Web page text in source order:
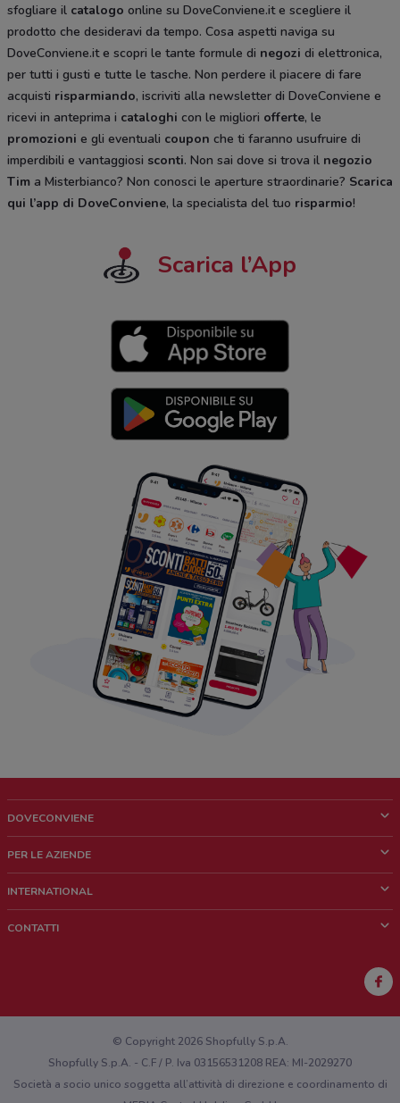
sfogliare il catalogo online su DoveConviene.it e scegliere il
prodotto che desideravi da tempo. Cosa aspetti naviga su
DoveConviene.it e scopri le tante formule di negozi di elettronica,
per tutti i gusti e tutte le tasche. Non perdere il piacere di fare
acquisti risparmiando, iscriviti alla newsletter di DoveConviene e
ricevi in anteprima i cataloghi con le migliori offerte, le
promozioni e gli eventuali coupon che ti faranno usufruire di
imperdibili e vantaggiosi sconti. Non sai dove si trova il negozio
Tim a Misterbianco? Non conosci le aperture straordinarie? Scarica
qui l’app di DoveConviene, la specialista del tuo risparmio!
Scarica l’App
DOVECONVIENE
Chi siamo
Lavora con noi
PER LE AZIENDE
Richieste commerciali e marketing
INTERNATIONAL
CONTATTI
Hai un malfunzionamento sul web o sull'app?
© Copyright 2026 Shopfully S.p.A.
Shopfully S.p.A. - C.F / P. Iva 03156531208 REA: MI-2029270
Società a socio unico soggetta all’attività di direzione e coordinamento di